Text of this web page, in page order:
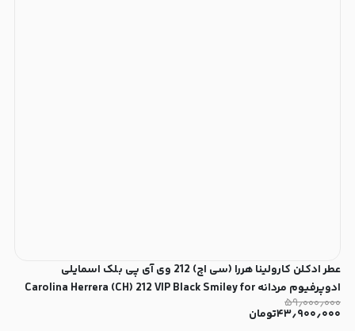
عطر ادکلن کارولینا هررا (سی اچ) 212 وی آی پی بلک اسمایلی
ادوپرفیوم مردانه Carolina Herrera (CH) 212 VIP Black Smiley for
Men EDP
۵۹٫۰۰۰٫۰۰۰
۴۳٫۹۰۰٫۰۰۰تومان